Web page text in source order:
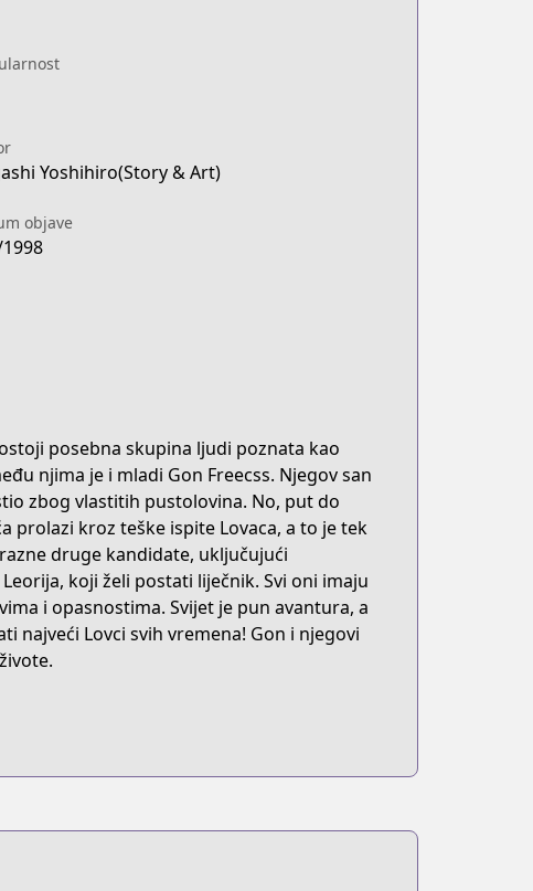
Yoshihiro(Story & Art)
objave
posebna skupina ljudi poznata kao
njima je i mladi Gon Freecss. Njegov san
zbog vlastitih pustolovina. No, put do
prolazi kroz teške ispite Lovaca, a to je tek
druge kandidate, uključujući
koji želi postati liječnik. Svi oni imaju
i opasnostima. Svijet je pun avantura, a
najveći Lovci svih vremena! Gon i njegovi